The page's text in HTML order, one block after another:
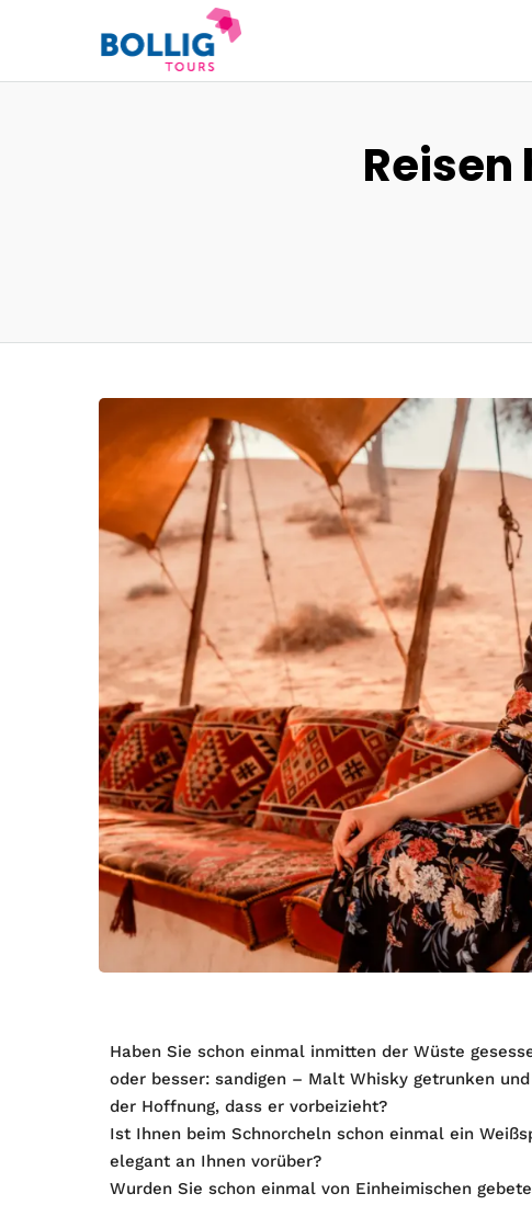
Haben Sie schon einmal inmitten der Wüste
oder besser: sandigen – Malt Whisky getrunken
der Hoffnung, dass er vorbeizieht?
Ist Ihnen beim Schnorcheln schon einmal ein
elegant an Ihnen vorüber?
Wurden Sie schon einmal von Einheimischen